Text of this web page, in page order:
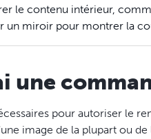
le contenu intérieur,
un miroir pour montrer la
une
pour autoriser le
image de la plupart ou